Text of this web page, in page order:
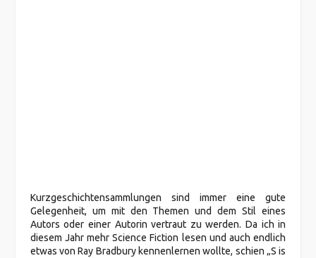
Kurzgeschichtensammlungen sind immer eine gute
Gelegenheit, um mit den Themen und dem Stil eines
Autors oder einer Autorin vertraut zu werden. Da ich in
diesem Jahr mehr Science Fiction lesen und auch endlich
etwas von Ray Bradbury kennenlernen wollte, schien „S is